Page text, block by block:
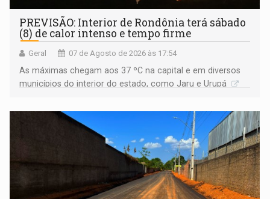
PREVISÃO: Interior de Rondônia terá sábado
(8) de calor intenso e tempo firme
Geral 07 de Agosto de 2026 às 17:54
As máximas chegam aos 37 ºC na capital e em diversos
municípios do interior do estado, como Jaru e Urupá